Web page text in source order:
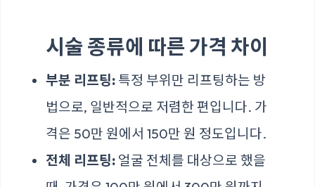
시술 종류에 따른 가격 차이
부분 리프팅: 특정 부위만 리프팅하는 방
법으로, 일반적으로 저렴한 편입니다. 가
격은 50만 원에서 150만 원 정도입니다.
전체 리프팅: 얼굴 전체를 대상으로 했을